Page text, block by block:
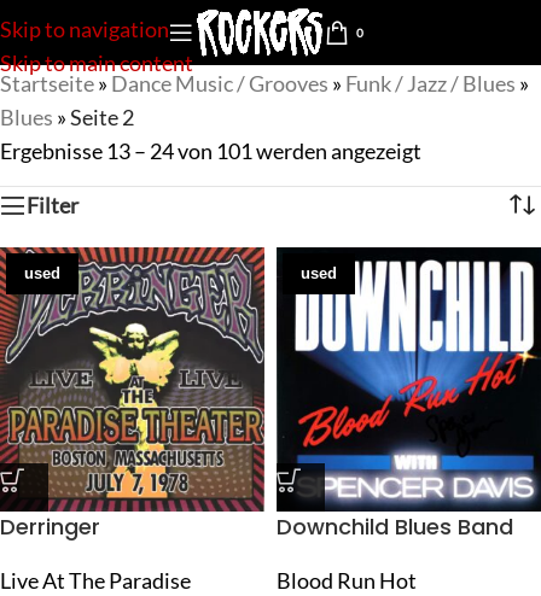
Skip to navigation
Skip to main content
0
Startseite» Dance Music / Grooves » Funk / Jazz / Blues »
Blues »Seite 2
Ergebnisse 13 – 24 von 101 werden angezeigt
Filter
used
Derringer
Live At The Paradise
used
Downchild Blues Band
Blood Run Hot